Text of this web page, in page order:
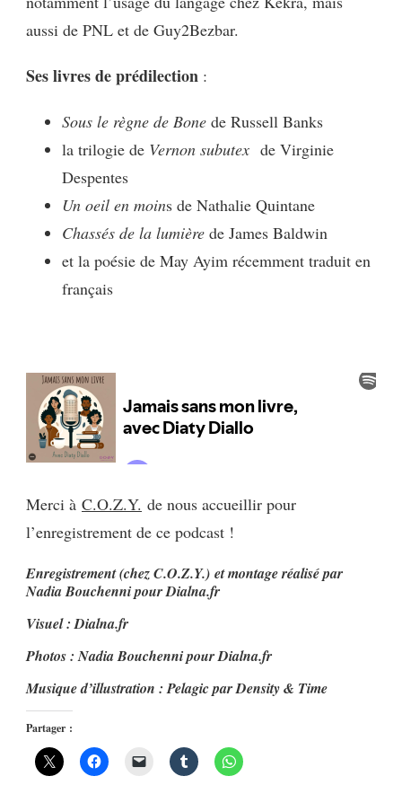
aussi de PNL et de Guy2Bezbar.
Ses livres de prédilection :
Sous le règne de Bone de Russell Banks
la trilogie de Vernon subutex de Virginie
Despentes
Un oeil en moins de Nathalie Quintane
Chassés de la lumière de James Baldwin
et la poésie de May Ayim récemment traduit en
français
Merci à C.O.Z.Y. de nous accueillir pour
l’enregistrement de ce podcast !
Enregistrement (chez C.O.Z.Y.) et montage réalisé par
Nadia Bouchenni pour Dialna.fr
Visuel : Dialna.fr
Photos : Nadia Bouchenni pour Dialna.fr
Musique d’illustration : Pelagic par Density & Time
Partager :